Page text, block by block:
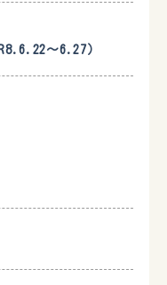
〜6.27）